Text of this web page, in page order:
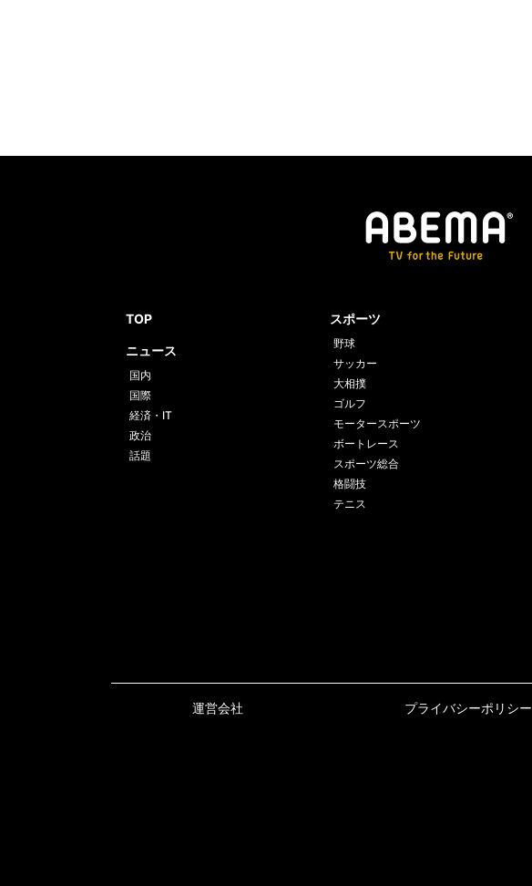
TOP
ニュース
国内
国際
経済・IT
政治
話題
スポーツ
野球
サッカー
大相撲
ゴルフ
モータースポーツ
ボートレース
スポーツ総合
格闘技
テニス
運営会社 プライバシーポリシー